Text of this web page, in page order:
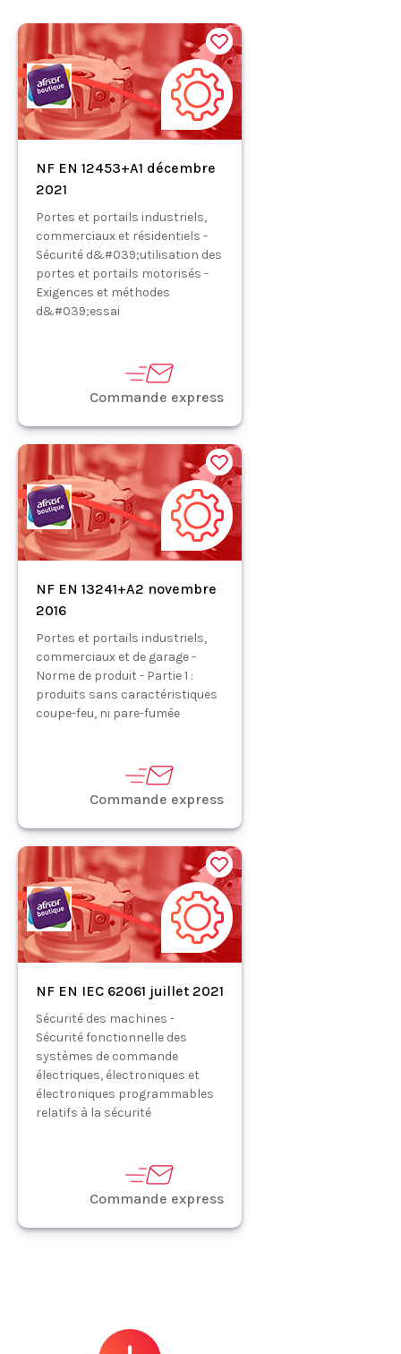
NF EN 12453+A1 décembre
2021
Portes et portails industriels,
commerciaux et résidentiels -
Sécurité d&#039;utilisation des
portes et portails motorisés -
Exigences et méthodes
d&#039;essai
Commande express
NF EN 13241+A2 novembre
2016
Portes et portails industriels,
commerciaux et de garage -
Norme de produit - Partie 1 :
produits sans caractéristiques
coupe-feu, ni pare-fumée
Commande express
NF EN IEC 62061 juillet 2021
Sécurité des machines -
Sécurité fonctionnelle des
systèmes de commande
électriques, électroniques et
électroniques programmables
relatifs à la sécurité
Commande express